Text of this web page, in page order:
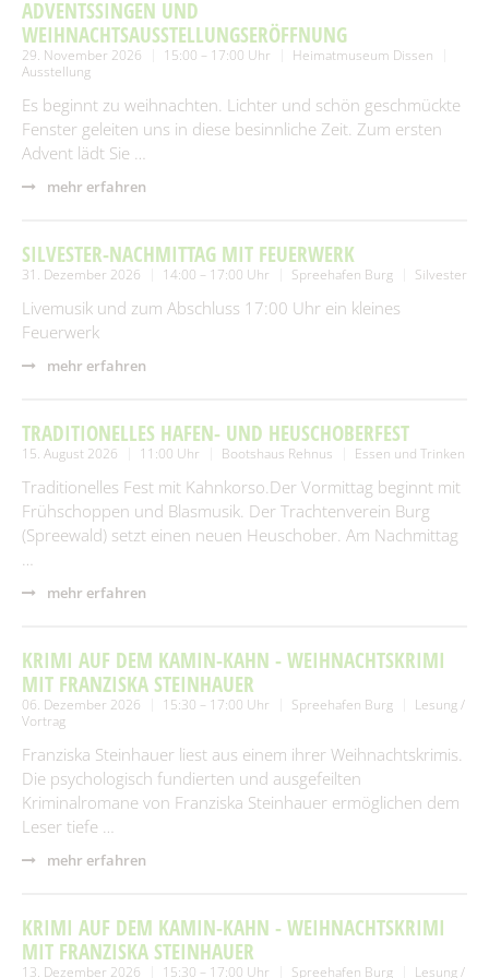
Fundtiere
Zahlen & Statistik
Formularservice
Spielplätze
Spenden & Sponsoring
Tourismus
ADVENTSSINGEN UND
WEIHNACHTSAUSSTELLUNGSERÖFFNUNG
29. November 2026 15:00 – 17:00 Uhr
Heimatmuseum Dissen
Ausstellung
Es beginnt zu weihnachten. Lichter und schön geschmückte
Fenster geleiten uns in diese besinnliche Zeit. Zum ersten
Advent lädt Sie …
mehr erfahren
SILVESTER-NACHMITTAG MIT FEUERWERK
31. Dezember 2026 14:00 – 17:00 Uhr Spreehafen Burg Silvester
Livemusik und zum Abschluss 17:00 Uhr ein kleines
Feuerwerk
mehr erfahren
TRADITIONELLES HAFEN- UND HEUSCHOBERFEST
15. August 2026 11:00 Uhr Bootshaus Rehnus Essen und Trinken
Traditionelles Fest mit Kahnkorso.Der Vormittag beginnt mit
Frühschoppen und Blasmusik. Der Trachtenverein Burg
(Spreewald) setzt einen neuen Heuschober. Am Nachmittag
…
mehr erfahren
KRIMI AUF DEM KAMIN-KAHN - WEIHNACHTSKRIMI
MIT FRANZISKA STEINHAUER
06. Dezember 2026 15:30 – 17:00 Uhr Spreehafen Burg
Lesung /
Vortrag
Franziska Steinhauer liest aus einem ihrer Weihnachtskrimis.
Die psychologisch fundierten und ausgefeilten
Kriminalromane von Franziska Steinhauer ermöglichen dem
Leser tiefe …
mehr erfahren
KRIMI AUF DEM KAMIN-KAHN - WEIHNACHTSKRIMI
MIT FRANZISKA STEINHAUER
13. Dezember 2026 15:30 – 17:00 Uhr Spreehafen Burg Lesung /
SUCHEN